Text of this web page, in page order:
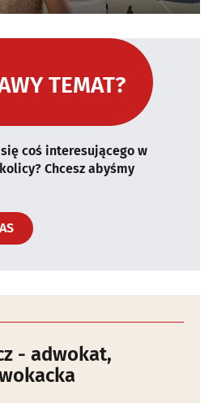
TEMAT?
się coś interesującego w
Chcesz abyśmy
- adwokat,